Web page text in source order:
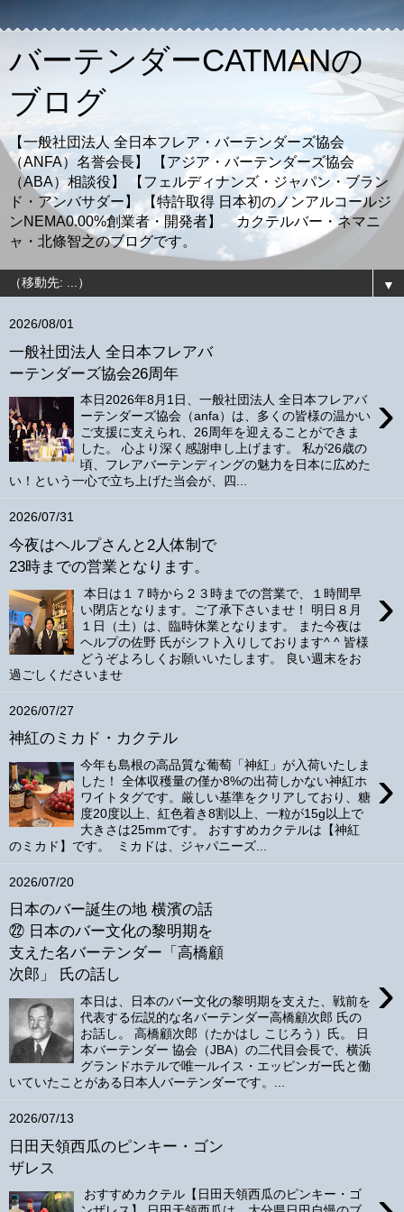
バーテンダーCATMANの
ブログ
【一般社団法人 全日本フレア・バーテンダーズ協会
（ANFA）名誉会長】 【アジア・バーテンダーズ協会
（ABA）相談役】 【フェルディナンズ・ジャパン・ブラン
ド・アンバサダー】 【特許取得 日本初のノンアルコールジ
ンNEMA0.00%創業者・開発者】 カクテルバー・ネマニ
ャ・北條智之のブログです。
▼
2026/08/01
一般社団法人 全日本フレアバ
ーテンダーズ協会26周年
›
本日2026年8月1日、一般社団法人 全日本フレアバ
ーテンダーズ協会（anfa）は、多くの皆様の温かい
ご支援に支えられ、26周年を迎えることができま
した。 心より深く感謝申し上げます。 私が26歳の
頃、フレアバーテンディングの魅力を日本に広めた
い！という一心で立ち上げた当会が、四...
2026/07/31
今夜はヘルプさんと2人体制で
23時までの営業となります。
›
本日は１７時から２３時までの営業で、１時間早
い閉店となります。ご了承下さいませ！ 明日８月
１日（土）は、臨時休業となります。 また今夜は
ヘルプの佐野 氏がシフト入りしております^ ^ 皆様
どうぞよろしくお願いいたします。 良い週末をお
過ごしくださいませ
2026/07/27
神紅のミカド・カクテル
›
今年も島根の高品質な葡萄「神紅」が入荷いたしま
した！ 全体収穫量の僅か8%の出荷しかない神紅ホ
ワイトタグです。厳しい基準をクリアしており、糖
度20度以上、紅色着き8割以上、一粒が15g以上で
大きさは25mmです。 おすすめカクテルは【神紅
のミカド】です。 ミカドは、ジャパニーズ...
2026/07/20
日本のバー誕生の地 横濱の話
㉒ 日本のバー文化の黎明期を
支えた名バーテンダー「高橋顧
次郎」 氏の話し
›
本日は、日本のバー文化の黎明期を支えた、戦前を
代表する伝説的な名バーテンダー高橋顧次郎 氏の
お話し。 高橋顧次郎（たかはし こじろう）氏。 日
本バーテンダー 協会（JBA）の二代目会長で、横浜
グランドホテルで唯一ルイス・エッピンガー氏と働
いていたことがある日本人バーテンダーです。...
2026/07/13
日田天領西瓜のピンキー・ゴン
ザレス
おすすめカクテル【日田天領西瓜のピンキー・ゴ